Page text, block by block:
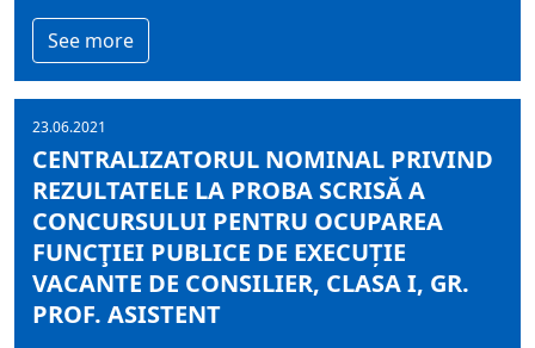
See more
23.06.2021
CENTRALIZATORUL NOMINAL PRIVIND
REZULTATELE LA PROBA SCRISĂ A
CONCURSULUI PENTRU OCUPAREA
FUNCŢIEI PUBLICE DE EXECUȚIE
VACANTE DE CONSILIER, CLASA I, GR.
PROF. ASISTENT